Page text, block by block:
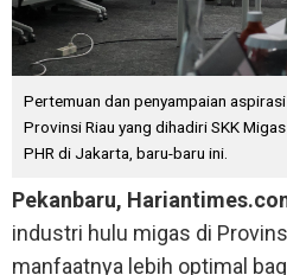
Pertemuan dan penyampaian
Provinsi Riau yang dihadiri SKK
PHR di Jakarta, baru-baru ini.
Pekanbaru,
industri hulu migas di
manfaatnya lebih optimal